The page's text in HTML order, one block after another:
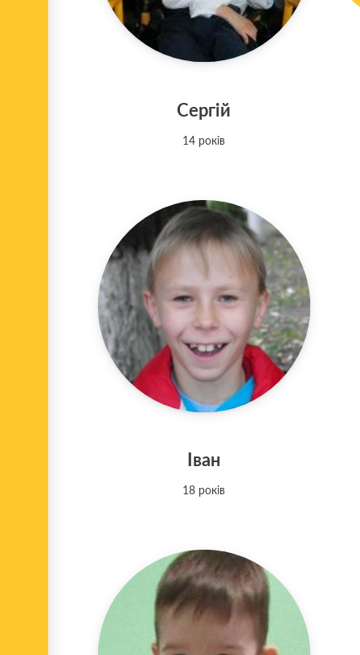
Сергій
14 років
Іван
18 років